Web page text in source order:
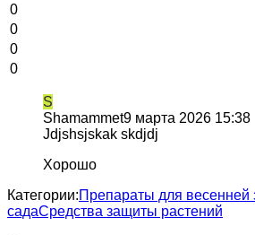
0
0
0
0
S
Shamammet9 марта 2026 15:38
Jdjshsjskak skdjdj
Хорошо
Категории:Препараты для весенней
садаСредства защиты растений